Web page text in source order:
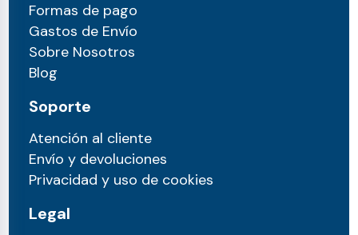
Formas de pago
Gastos de Envío
Sobre Nosotros
Blog
Soporte
Atención al cliente
Envío y devoluciones
Privacidad y uso de cookies
Legal